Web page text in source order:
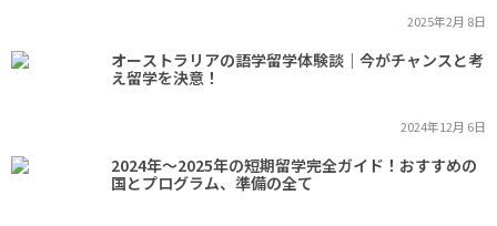
2025年2月 8日
オーストラリアの語学留学体験談｜今がチャンスと考
え留学を決意！
2024年12月 6日
2024年～2025年の短期留学完全ガイド！おすすめの
国とプログラム、準備の全て